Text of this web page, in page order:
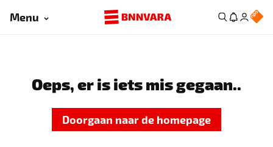
Menu
Oeps, er is iets mis gegaan..
Doorgaan naar de homepage